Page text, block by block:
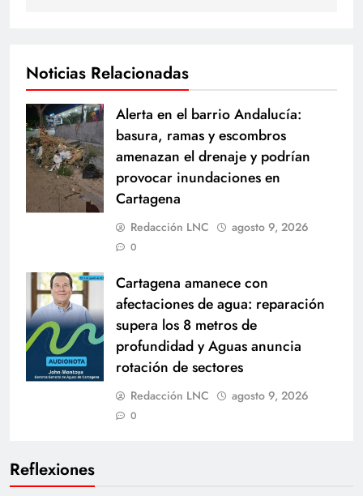
Reflexiones
Noticias Relacionadas
Alerta en el barrio Andalucía:
basura, ramas y escombros
amenazan el drenaje y podrían
provocar inundaciones en
Cartagena
Redacción LNC agosto 9, 2026
0
Cartagena amanece con
afectaciones de agua: reparación
supera los 8 metros de
profundidad y Aguas anuncia
rotación de sectores
Redacción LNC agosto 9, 2026
0